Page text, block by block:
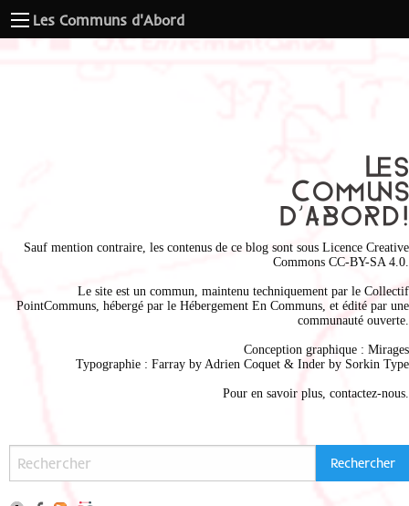
Les Communs d'Abord
Sauf mention contraire, les contenus de ce blog sont sous Licence Creative
Commons CC-BY-SA 4.0
Le site est un commun, maintenu techniquement par le Collectif
PointCommuns , hébergé par le Hébergement En Communs , et édité par une
communauté ouverte.
Conception graphique : Mirages
Typographie : Farray by Adrien Coquet & Inder by Sorkin Type
Pour en savoir plus, contactez-nous